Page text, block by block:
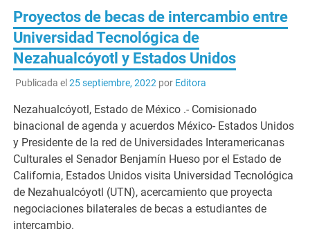
Proyectos de becas de intercambio entre
Universidad Tecnológica de
Nezahualcóyotl y Estados Unidos
Publicada el25 septiembre, 2022 por Editora
Nezahualcóyotl, Estado de México .- Comisionado
binacional de agenda y acuerdos México- Estados Unidos
y Presidente de la red de Universidades Interamericanas
Culturales el Senador Benjamín Hueso por el Estado de
California, Estados Unidos visita Universidad Tecnológica
de Nezahualcóyotl (UTN), acercamiento que proyecta
negociaciones bilaterales de becas a estudiantes de
intercambio.